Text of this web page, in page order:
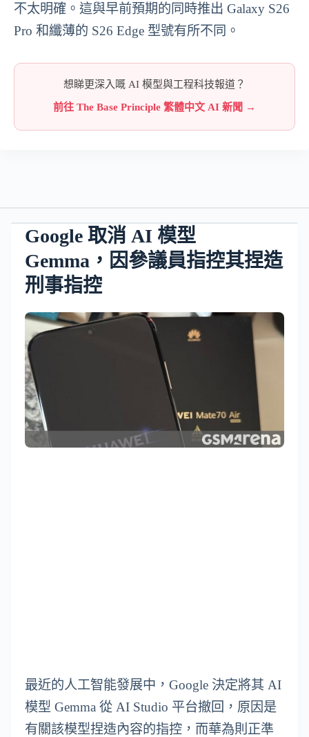
不太明確。這與早前預期的同時推出 Galaxy S26
Pro 和纖薄的 S26 Edge 型號有所不同。
想睇更深入嘅 AI 模型與工程科技報道？
前往 The Base Principle 繁體中文 AI 新聞 →
Google 取消 AI 模型
Gemma，因參議員指控其捏造
刑事指控
最近的人工智能發展中，Google 決定將其 AI
模型 Gemma 從 AI Studio 平台撤回，原因是
有關該模型捏造內容的指控，而華為則正準